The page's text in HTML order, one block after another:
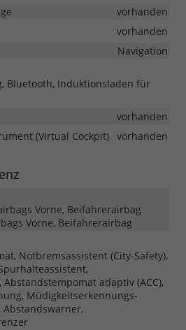
vorhanden
vorhanden
Navigation
Bluetooth, Induktionsladen für
vorhanden
(Virtual Cockpit) vorhanden
Vorne, Beifahrerairbag
Vorne, Beifahrerairbag
Notbremsassistent (City-Safety),
adaptiv (ACC),
Müdigkeitserkennungs-
Abstandswarner,